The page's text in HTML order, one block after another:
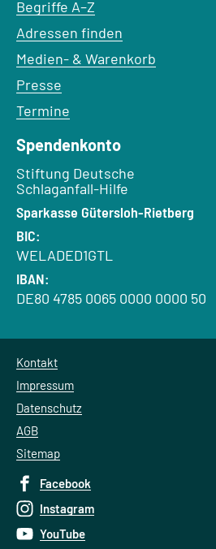
Begriffe A–Z
Adressen finden
Medien- & Warenkorb
Presse
Termine
Spendenkonto
Empfänger:
Stiftung Deutsche
Schlaganfall-Hilfe
Bank:
Sparkasse Gütersloh-Rietberg
BIC:
WELADED1GTL
IBAN:
DE80 4785 0065 0000 0000 50
Kontakt
Impressum
Datenschutz
AGB
Sitemap
Facebook
Instagram
YouTube